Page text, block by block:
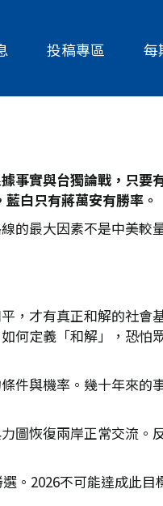
投稿專區 每
事實與台獨論戰，只要
白只有蔣萬安有勝率。
的最大因素不是中美較
，才有真正和解的社會
何定義「和解」，恐怕
件與機率。幾十年來的
圖恢復兩岸正常交流。
。2026不可能達成此目